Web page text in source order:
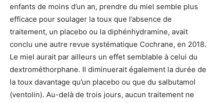
enfants de moins d’un an, prendre du miel semble plus
efficace pour soulager la toux que l’absence de
traitement, un placebo ou la diphénhydramine, avait
conclu une autre revue systématique Cochrane, en 2018.
Le miel aurait par ailleurs un effet semblable à celui du
dextrométhorphane. Il diminuerait également la durée de
la toux davantage qu’un placebo ou que du salbutamol
(ventolin). Au-delà de trois jours, aucun traitement ne